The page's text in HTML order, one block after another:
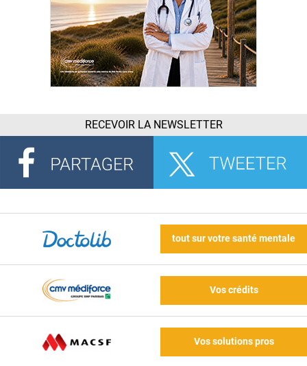
RECEVOIR LA NEWSLETTER
tout sur votre santé mentale
Vos crédits
Vos solutions pros